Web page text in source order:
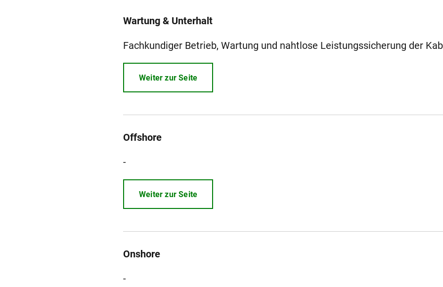
Wartung & Unterhalt
Fachkundiger Betrieb, Wartung und nahtlose Leistungssicherung der
Weiter zur Seite
Offshore
-
Weiter zur Seite
Onshore
-